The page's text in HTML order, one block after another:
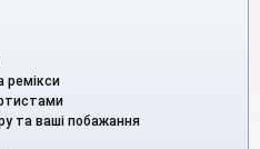
ремікси
та ваші побажання